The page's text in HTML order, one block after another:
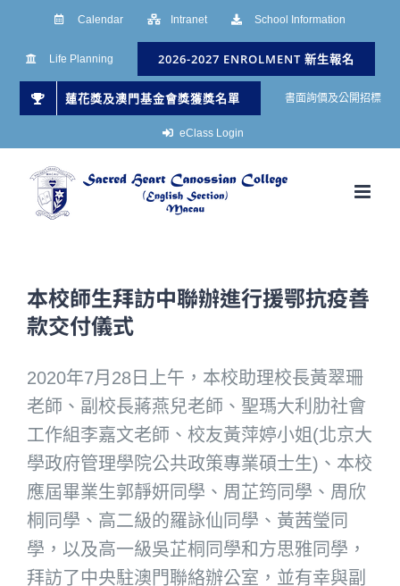
Calendar Intranet School Information
Life Planning 2026-2027 ENROLMENT 新生報名
蓮花獎及澳門基金會獎獲獎名單 書面詢價及公開招標
eClass Login
本校師生拜訪中聯辦進行援鄂抗疫善
款交付儀式
2020年7月28日上午，本校助理校長黃翠珊
老師、副校長蔣燕兒老師、聖瑪大利肋社會
工作組李嘉文老師、校友黃萍婷小姐(北京大
學政府管理學院公共政策專業碩士生)、本校
應屆畢業生郭靜妍同學、周芷筠同學、周欣
桐同學、高二級的羅詠仙同學、黃茜瑩同
學，以及高一級吳芷桐同學和方思雅同學，
拜訪了中央駐澳門聯絡辦公室，並有幸與副